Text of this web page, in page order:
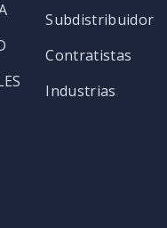
Subdistribuidor
Contratistas
Industrias